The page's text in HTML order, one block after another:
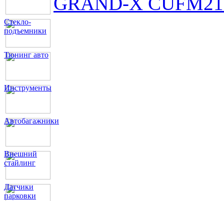
Стекло-
подъемники
Тюнинг авто
Инструменты
Автобагажники
Внешний
стайлинг
Датчики
парковки